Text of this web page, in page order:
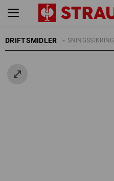
DRIFTSMIDLERPÅLÆSNINGSSIKRING